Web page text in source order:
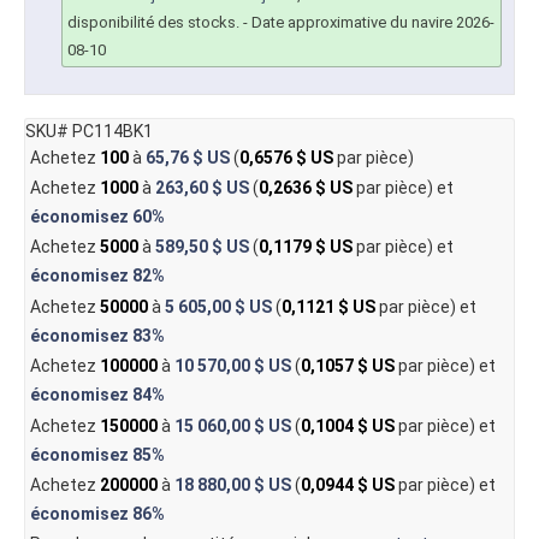
disponibilité des stocks. - Date approximative du navire 2026-
08-10
SKU# PC114BK1
Achetez 100à 65,76 $ US(0,6576 $ USpar pièce)
Achetez 1000à 263,60 $ US(0,2636 $ USpar pièce) et
économisez 60%
Achetez 5000à589,50 $ US(0,1179 $ USpar pièce) et
économisez 82%
Achetez 50000à 5 605,00 $ US(0,1121 $ USpar pièce) et
économisez 83%
Achetez 100000à 10 570,00 $ US(0,1057 $ USpar pièce) et
économisez 84%
Achetez 150000à 15 060,00 $ US(0,1004 $ USpar pièce) et
économisez 85%
Achetez 200000à 18 880,00 $ US(0,0944 $ USpar pièce) et
économisez 86%